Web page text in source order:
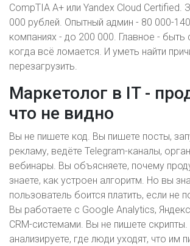
CompTIA A+ или Yandex Cloud Certified.
000 рублей. Опытный админ - 80 000-
компаниях - до 200 000. Главное - быть
когда всё ломается. И уметь найти
перезагрузить.
Маркетолог в IT -
что не видно
Вы не пишете код. Вы пишете посты,
рекламу, ведёте Telegram-каналы,
вебинары. Вы объясняете, почему
знаете, как устроен алгоритм. Но вы
пользователь боится платить, если не
Вы работаете с Google Analytics,
CRM-системами. Вы не пишете
анализируете, где люди уходят, что им